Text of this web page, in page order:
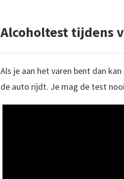
Alcoholtest tijdens
Als je aan het varen bent dan
de auto rijdt. Je mag de test